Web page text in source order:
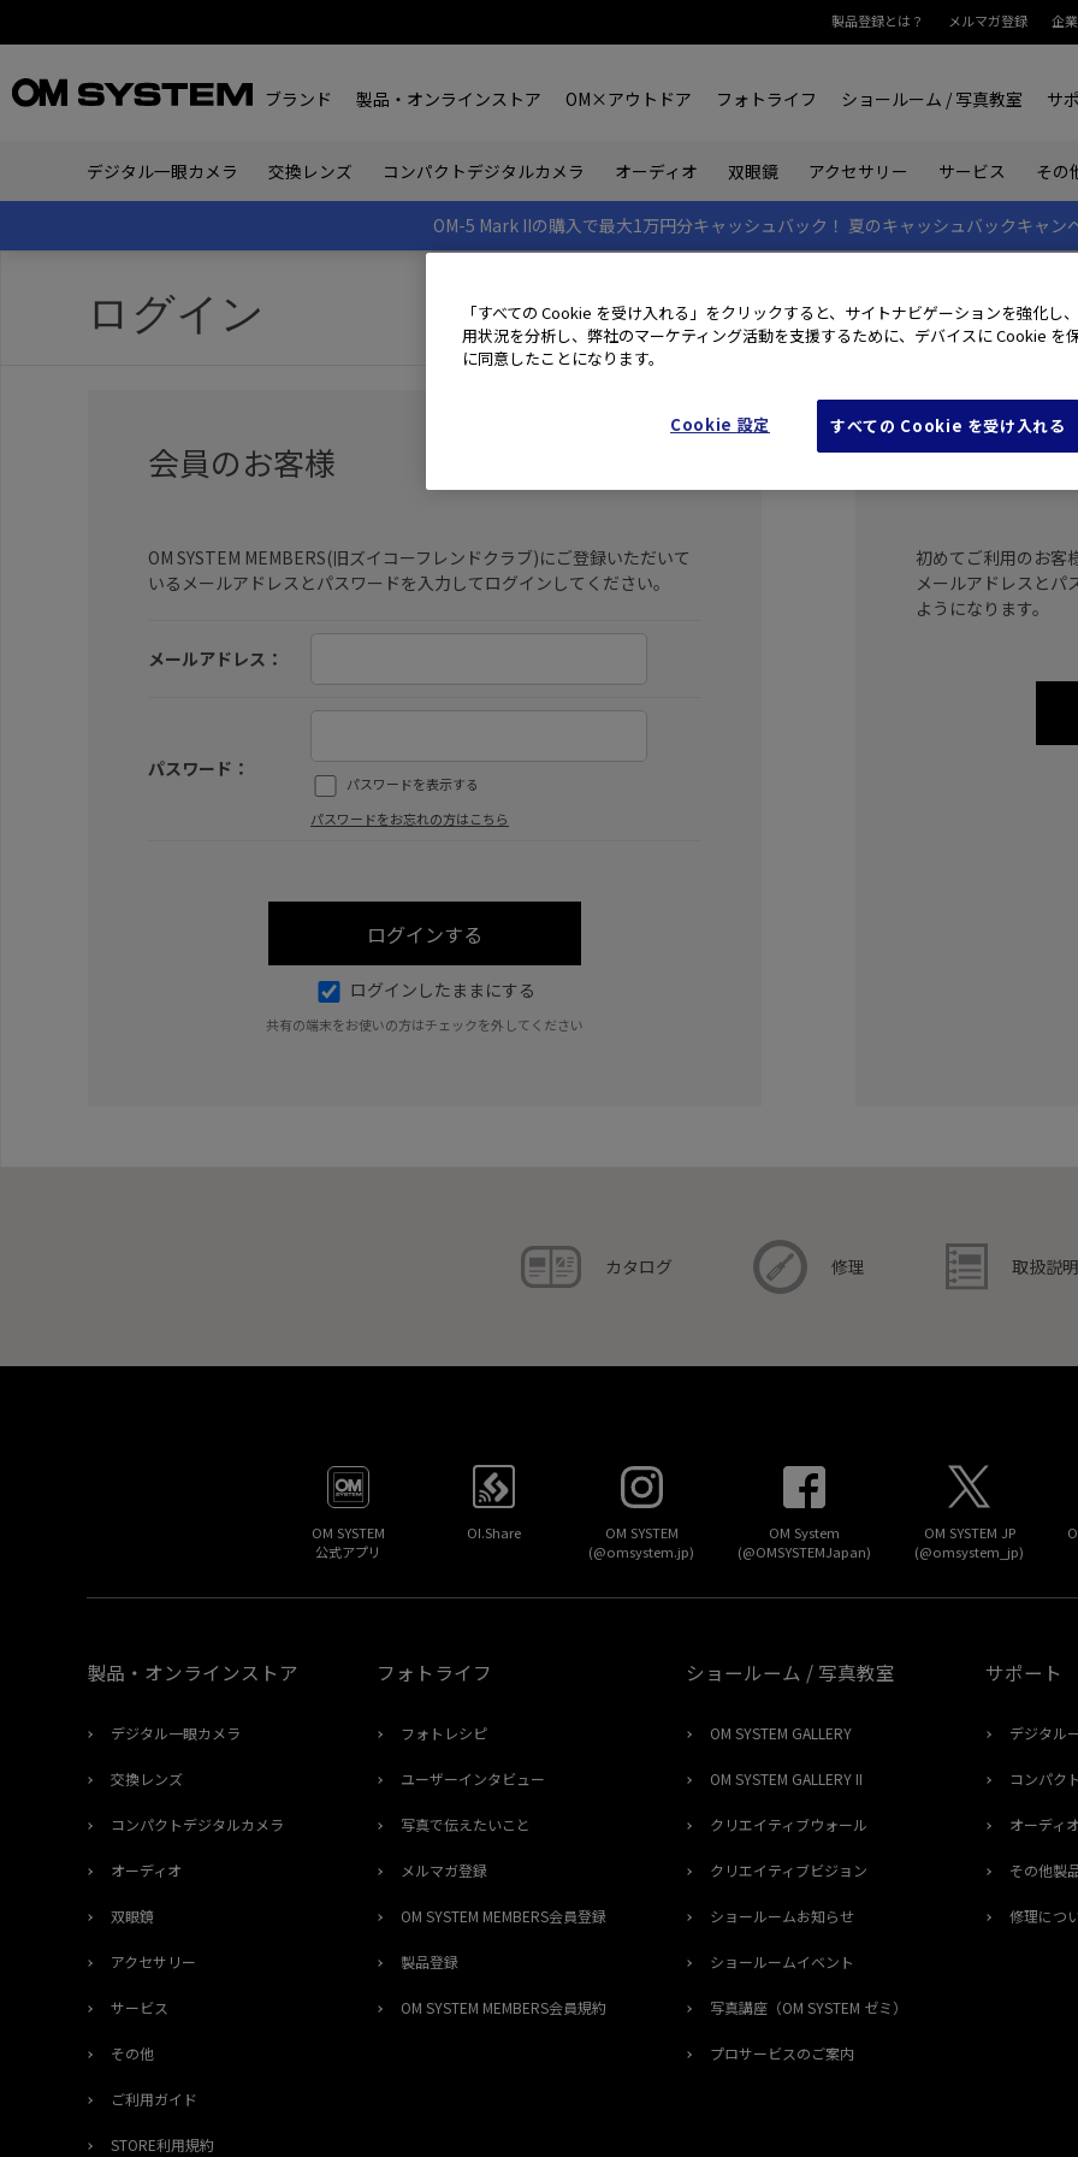
製品登録とは？ メルマガ登録 企
ブランド 製品・オンラインストア OM×アウトドア フォトライフ ショールーム / 写真教室 サ
デジタル一眼カメラ 交換レンズ コンパクトデジタルカメラ オーディオ 双眼鏡 アクセサリー サービス その
OM-5 Mark IIの購入で最大1万円分キャッシュバック！ 夏のキャッシュバックキャン
ログイン
会員のお客様
OM SYSTEM MEMBERS(旧ズイコーフレンドクラブ)にご登録いただいて
いるメールアドレスとパスワードを入力してログインしてください。
メールアドレス：
パスワード：
パスワードを表示する
パスワードをお忘れの方はこちら
ログインしたままにする
共有の端末をお使いの方はチェックを外してください
初めてご
初めてご利用のお客
メールアドレスとパ
ようになります。
カタログ 修理 取扱説
OM SYSTEM
公式アプリ
OI.Share
OM SYSTEM
(@omsystem.jp)
OM System
(@OMSYSTEMJapan)
OM SYSTEM JP
(@omsystem_jp)
製品・オンラインストア
デジタル一眼カメラ
交換レンズ
コンパクトデジタルカメラ
オーディオ
双眼鏡
アクセサリー
サービス
その他
ご利用ガイド
STORE利用規約
フォトライフ
フォトレシピ
ユーザーインタビュー
写真で伝えたいこと
メルマガ登録
OM SYSTEM MEMBERS会員登録
製品登録
OM SYSTEM MEMBERS会員規約
ショールーム / 写真教室
OM SYSTEM GALLERY
OM SYSTEM GALLERY II
クリエイティブウォール
クリエイティブビジョン
ショールームお知らせ
ショールームイベント
写真講座（OM SYSTEM ゼミ）
プロサービスのご案内
サポート
デジタル
コンパク
オーディオ
その他製
修理につ
「すべての Cookie を受け入れる」をクリックすると、サイトナビゲーションを強化し
用状況を分析し、弊社のマーケティング活動を支援するために、デバイスに Cookie を
に同意したことになります。
Cookie 設定 すべての Cookie を受け入れる